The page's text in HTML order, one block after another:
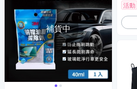
補貨中
活動